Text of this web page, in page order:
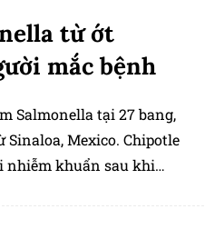
từ ớt
mắc bệnh
Salmonella tại 27 bang,
Mexico. Chipotle
nhiễm khuẩn sau khi